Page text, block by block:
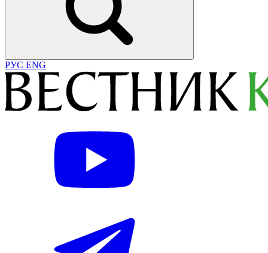
РУС ENG